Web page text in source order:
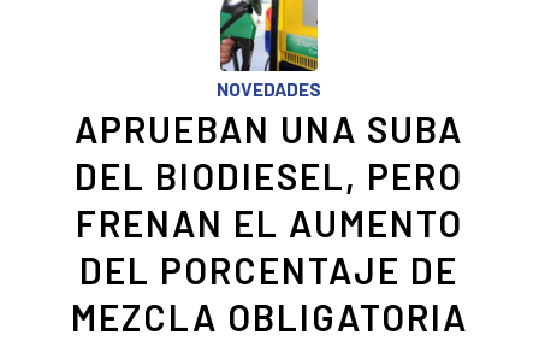
NOVEDADES
APRUEBAN UNA SUBA
DEL BIODIESEL, PERO
FRENAN EL AUMENTO
DEL PORCENTAJE DE
MEZCLA OBLIGATORIA